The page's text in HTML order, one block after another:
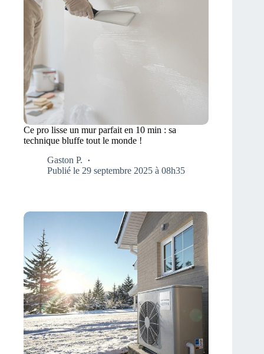
Ce pro lisse un mur parfait en 10 min : sa
technique bluffe tout le monde !
Gaston P.
Publié le 29 septembre 2025 à 08h35